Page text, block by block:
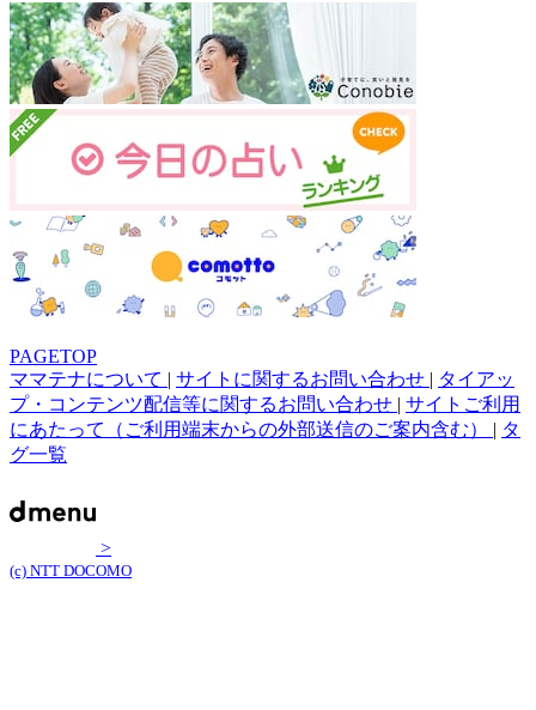
PAGETOP
ママテナについて | サイトに関するお問い合わせ | タイアッ
プ・コンテンツ配信等に関するお問い合わせ | サイトご利用
にあたって（ご利用端末からの外部送信のご案内含む） | タ
グ一覧
>
(c) NTT DOCOMO